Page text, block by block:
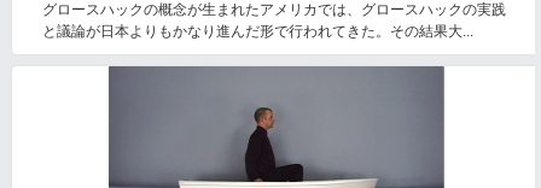
グロースハックの概念が生まれたアメリカでは、グロースハックの実践
と議論が日本よりもかなり進んだ形で行われてきた。その結果大...